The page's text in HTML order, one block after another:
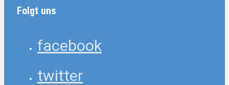
Folgt uns
facebook
twitter